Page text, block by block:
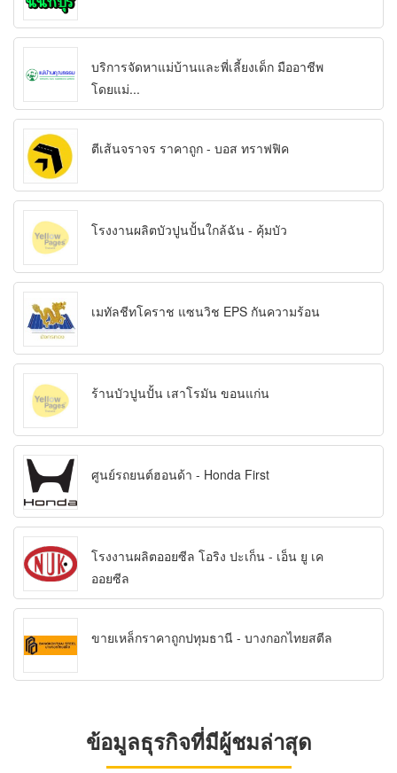
บริการจัดหาแม่บ้านและพี่เลี้ยงเด็ก มืออาชีพ
โดยแม่...
ตีเส้นจราจร ราคาถูก - บอส ทราฟฟิค
โรงงานผลิตบัวปูนปั้นใกล้ฉัน - คุ้มบัว
เมทัลชีทโคราช แซนวิช EPS กันความร้อน
ร้านบัวปูนปั้น เสาโรมัน ขอนแก่น
ศูนย์รถยนต์ฮอนด้า - Honda First
โรงงานผลิตออยซีล โอริง ปะเก็น - เอ็น ยู เค
ออยซีล
ขายเหล็กราคาถูกปทุมธานี - บางกอกไทยสตีล
ข้อมูลธุรกิจที่มีผู้ชมล่าสุด